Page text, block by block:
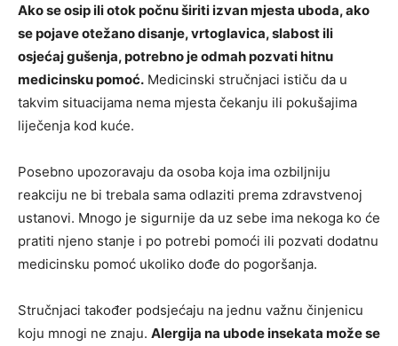
Ako se osip ili otok počnu širiti izvan mjesta uboda, ako
se pojave otežano disanje, vrtoglavica, slabost ili
osjećaj gušenja, potrebno je odmah pozvati hitnu
medicinsku pomoć. Medicinski stručnjaci ističu da u
takvim situacijama nema mjesta čekanju ili pokušajima
liječenja kod kuće.
Posebno upozoravaju da osoba koja ima ozbiljniju
reakciju ne bi trebala sama odlaziti prema zdravstvenoj
ustanovi. Mnogo je sigurnije da uz sebe ima nekoga ko će
pratiti njeno stanje i po potrebi pomoći ili pozvati dodatnu
medicinsku pomoć ukoliko dođe do pogoršanja.
Stručnjaci također podsjećaju na jednu važnu činjenicu
koju mnogi ne znaju. Alergija na ubode insekata može se